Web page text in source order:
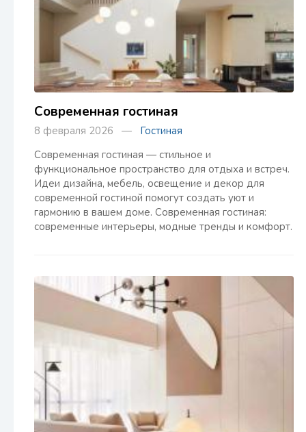
Современная гостиная
8 февраля 2026 — Гостиная
Современная гостиная — стильное и
функциональное пространство для отдыха и встреч.
Идеи дизайна, мебель, освещение и декор для
современной гостиной помогут создать уют и
гармонию в вашем доме. Современная гостиная:
современные интерьеры, модные тренды и комфорт.